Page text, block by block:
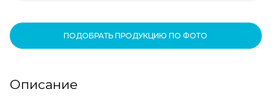
ПОДОБРАТЬ ПРОДУКЦИЮ ПО ФОТО
Описание